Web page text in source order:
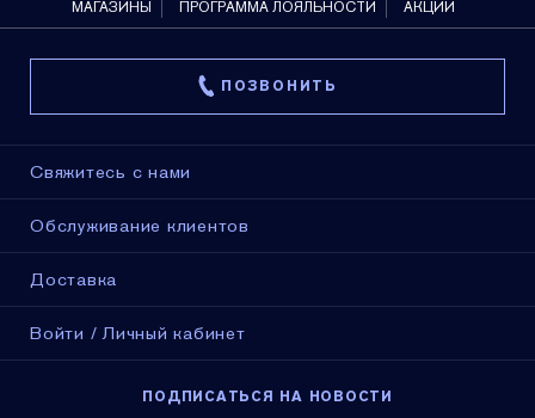
МАГАЗИНЫ ПРОГРАММА ЛОЯЛЬНОСТИ АКЦИИ
ПОЗВОНИТЬ
Свяжитесь с нами
Обслуживание клиентов
Доставка
Войти / Личный кабинет
ПОДПИСАТЬСЯ НА НОВОСТИ